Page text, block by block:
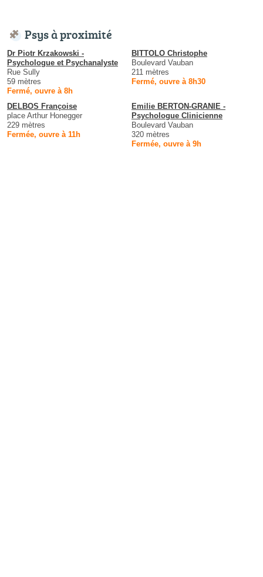
Psys à proximité
Dr Piotr Krzakowski -
Psychologue et Psychanalyste
Rue Sully
59 mètres
Fermé, ouvre à 8h
BITTOLO Christophe
Boulevard Vauban
211 mètres
Fermé, ouvre à 8h30
DELBOS Françoise
place Arthur Honegger
229 mètres
Fermée, ouvre à 11h
Emilie BERTON-GRANIE -
Psychologue Clinicienne
Boulevard Vauban
320 mètres
Fermée, ouvre à 9h